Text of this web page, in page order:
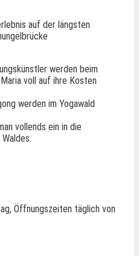
auf der längsten
werden beim
voll auf ihre Kosten
werden im Yogawald
vollends ein in die
Öffnungszeiten täglich von